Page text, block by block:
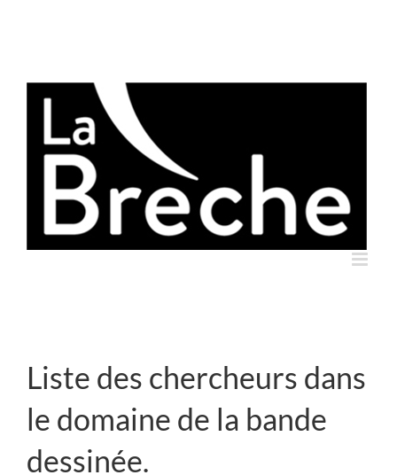
Liste des chercheurs dans
le domaine de la bande
dessinée.